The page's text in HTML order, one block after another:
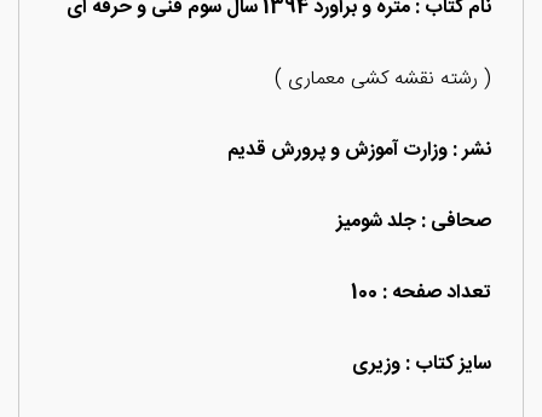
نام کتاب: متره و برآورد 1394 سال سوم فنی و حرفه ای
( رشته نقشه کشی معماری )
نشر : وزارت آموزش و پرورش قدیم
صحافی : جلد شومیز
تعداد صفحه : 100
سایز کتاب : وزیری